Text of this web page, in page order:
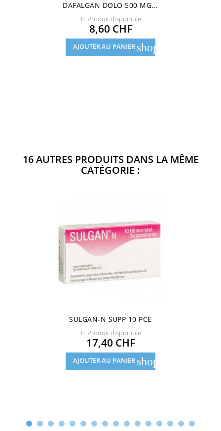
DAFALGAN DOLO 500 MG...
 Produit disponible
Prix
8,60 CHF
AJOUTER AU PANIER shopping_cart
16 AUTRES PRODUITS DANS LA MÊME
CATÉGORIE :
SULGAN-N SUPP 10 PCE
 Produit disponible
Prix
17,40 CHF
AJOUTER AU PANIER shopping_cart